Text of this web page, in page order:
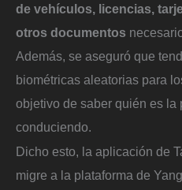
de vehículos, licencias,
otros documentos
Además, se aseguró que
biométricas aleatorias para
objetivo de saber quién es la
conduciendo.
Dicho esto, la aplicación de
migre a la plataforma de